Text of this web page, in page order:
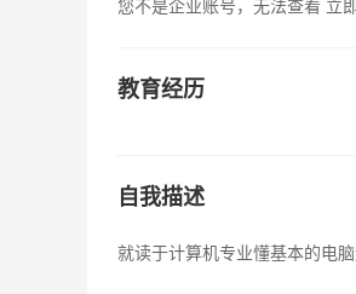
您不是企业账号，无法查看 立
教育经历
自我描述
就读于计算机专业懂基本的电